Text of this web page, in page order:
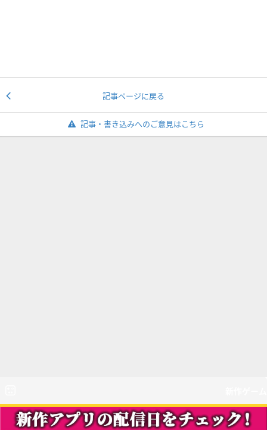
記事ページに戻る
記事・書き込みへのご意見はこちら